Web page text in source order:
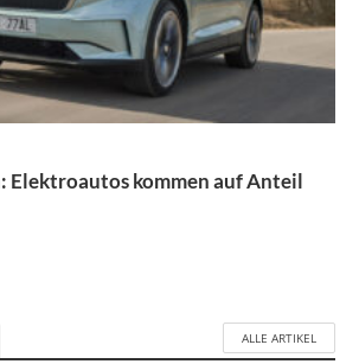
Elektroautos kommen auf Anteil
ALLE ARTIKEL